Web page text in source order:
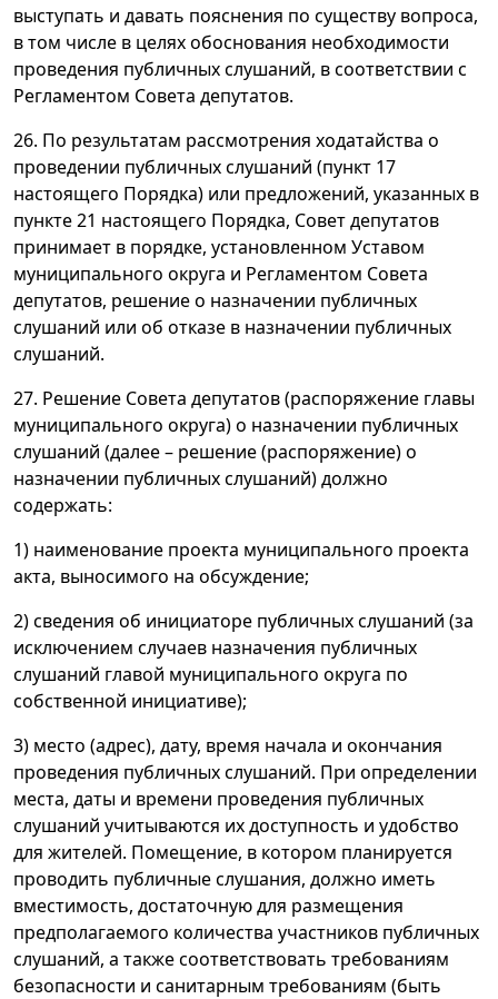
выступать и давать пояснения по существу вопроса,
в том числе в целях обоснования необходимости
проведения публичных слушаний, в соответствии с
Регламентом Совета депутатов.
26. По результатам рассмотрения ходатайства о
проведении публичных слушаний (пункт 17
настоящего Порядка) или предложений, указанных в
пункте 21 настоящего Порядка, Совет депутатов
принимает в порядке, установленном Уставом
муниципального округа и Регламентом Совета
депутатов, решение о назначении публичных
слушаний или об отказе в назначении публичных
слушаний.
27. Решение Совета депутатов (распоряжение главы
муниципального округа) о назначении публичных
слушаний (далее – решение (распоряжение) о
назначении публичных слушаний) должно
содержать:
1) наименование проекта муниципального проекта
акта, выносимого на обсуждение;
2) сведения об инициаторе публичных слушаний (за
исключением случаев назначения публичных
слушаний главой муниципального округа по
собственной инициативе);
3) место (адрес), дату, время начала и окончания
проведения публичных слушаний. При определении
места, даты и времени проведения публичных
слушаний учитываются их доступность и удобство
для жителей. Помещение, в котором планируется
проводить публичные слушания, должно иметь
вместимость, достаточную для размещения
предполагаемого количества участников публичных
слушаний, а также соответствовать требованиям
безопасности и санитарным требованиям (быть